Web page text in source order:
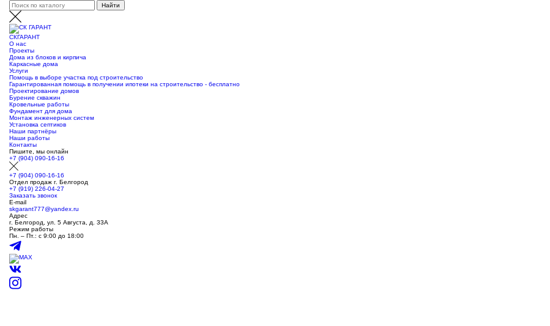
СКГАРАНТ
О нас
Проекты
Дома из блоков и кирпича
Каркасные дома
Услуги
Помощь в выборе участка под строительство
Гарантированная помощь в получении ипотеки на строительство - бесплатно
Проектирование домов
Бурение скважин
Кровельные работы
Фундамент для дома
Монтаж инженерных систем
Установка септиков
Наши партнёры
Наши работы
Контакты
Пишите, мы онлайн
+7 (904) 090-16-16
+7 (904) 090-16-16
Отдел продаж г. Белгород
+7 (919) 226-04-27
Заказать звонок
E-mail
skgarant777@yandex.ru
Адрес
г. Белгород, ул. 5 Августа, д. 33А
Режим работы
Пн. – Пт.: с 9:00 до 18:00